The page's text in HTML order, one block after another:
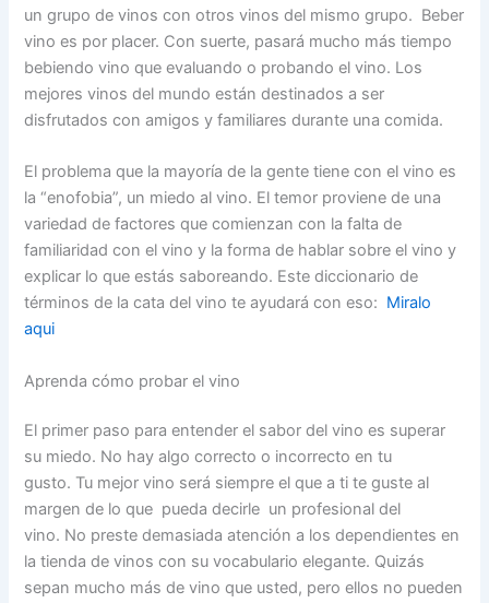
un grupo de vinos con otros vinos del mismo grupo. Beber
vino es por placer. Con suerte, pasará mucho más tiempo
bebiendo vino que evaluando o probando el vino. Los
mejores vinos del mundo están destinados a ser
disfrutados con amigos y familiares durante una comida.
El problema que la mayoría de la gente tiene con el vino es
la “enofobia”, un miedo al vino. El temor proviene de una
variedad de factores que comienzan con la falta de
familiaridad con el vino y la forma de hablar sobre el vino y
explicar lo que estás saboreando. Este diccionario de
términos de la cata del vino te ayudará con eso: Miralo
aqui
Aprenda cómo probar el vino
El primer paso para entender el sabor del vino es superar
su miedo. No hay algo correcto o incorrecto en tu
gusto. Tu mejor vino será siempre el que a ti te guste al
margen de lo que pueda decirle un profesional del
vino. No preste demasiada atención a los dependientes en
la tienda de vinos con su vocabulario elegante. Quizás
sepan mucho más de vino que usted, pero ellos no pueden